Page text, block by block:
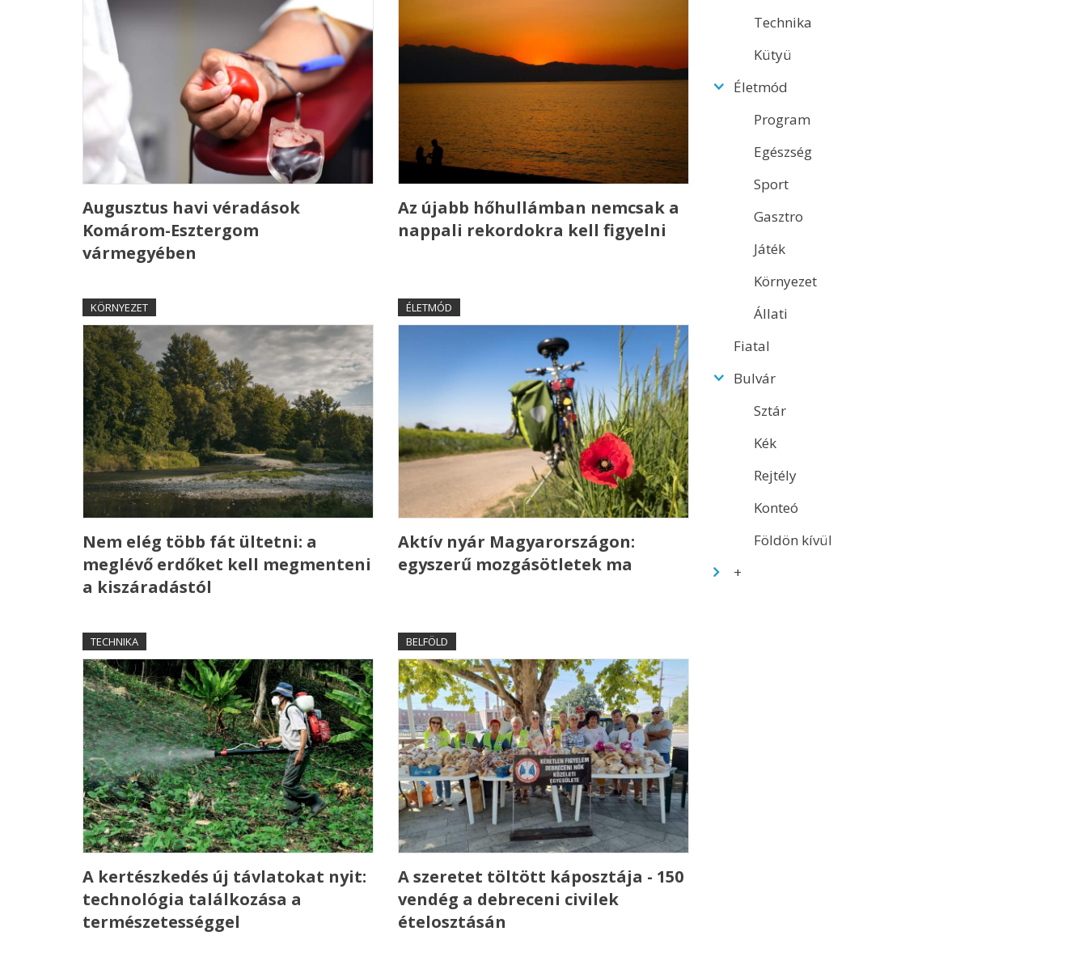
Augusztus havi véradások
Komárom-Esztergom
vármegyében
Az újabb hőhullámban nemcsak a
nappali rekordokra kell figyelni
KÖRNYEZET
Nem elég több fát ültetni: a
meglévő erdőket kell megmenteni
a kiszáradástól
ÉLETMÓD
Aktív nyár Magyarországon:
egyszerű mozgásötletek ma
TECHNIKA
A kertészkedés új távlatokat nyit:
technológia találkozása a
természetességgel
BELFÖLD
A szeretet töltött káposztája - 150
vendég a debreceni civilek
ételosztásán
Technika
Kütyü
Életmód
Program
Egészség
Sport
Gasztro
Játék
Környezet
Állati
Fiatal
Bulvár
Sztár
Kék
Rejtély
Konteó
Földön kívül
+